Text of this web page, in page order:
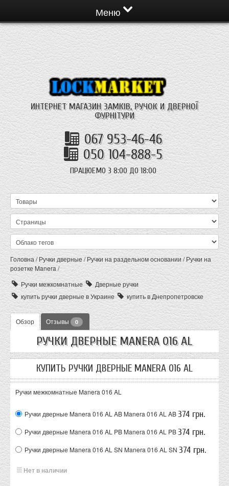
Меню
ИНТЕРНЕТ МАГАЗИН ЗАМКІВ, РУЧОК И ДВЕРНОЇ
ФУРНІТУРИ
067 953-46-46
050 104-888-5
ПРАЦЮЕМО З 8:00 ДО 18:00
Головна/Ручки дверные/Ручки на раздельном основании/Ручки на
розетке Manera/
Ручки межкомнатные
Дверные ручки
купить ручки дверные в Украине
купить в Днепропетровске
Обзор Отзывы 0
РУЧКИ ДВЕРНЫЕ MANERA 016 AL
КУПИТЬ РУЧКИ ДВЕРНЫЕ MANERA 016 AL
Ручки межкомнатные Manera 016 AL
Ручки дверные Manera 016 AL AB Manera 016 AL AB374 грн.
Ручки дверные Manera 016 AL PB Manera 016 AL PB374 грн.
Ручки дверные Manera 016 AL SN Manera 016 AL SN 374 грн.
Нет в наличии